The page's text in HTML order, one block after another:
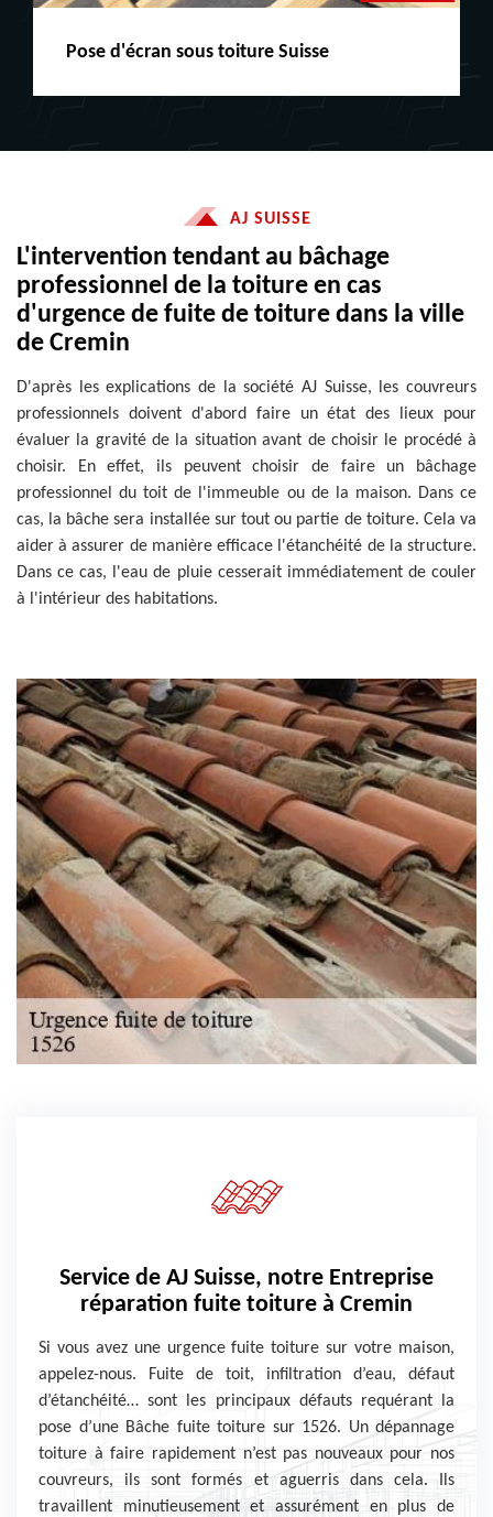
Peinture boiserie LE
AJ SUISSE
L'intervention tendant au bâchage
professionnel de la toiture en cas
d'urgence de fuite de toiture dans la ville
de Cremin
D'après les explications de la société AJ Suisse, les couvreurs
professionnels doivent d'abord faire un état des lieux pour
évaluer la gravité de la situation avant de choisir le procédé à
choisir. En effet, ils peuvent choisir de faire un bâchage
professionnel du toit de l'immeuble ou de la maison. Dans ce
cas, la bâche sera installée sur tout ou partie de toiture. Cela va
aider à assurer de manière efficace l'étanchéité de la structure.
Dans ce cas, l'eau de pluie cesserait immédiatement de couler
à l'intérieur des habitations.
Service de AJ Suisse, notre Entreprise
réparation fuite toiture à Cremin
Si vous avez une urgence fuite toiture sur votre maison,
appelez-nous. Fuite de toit, infiltration d’eau, défaut
d’étanchéité… sont les principaux défauts requérant la
pose d’une Bâche fuite toiture sur 1526. Un dépannage
toiture à faire rapidement n’est pas nouveaux pour nos
couvreurs, ils sont formés et aguerris dans cela. Ils
travaillent minutieusement et assurément en plus de